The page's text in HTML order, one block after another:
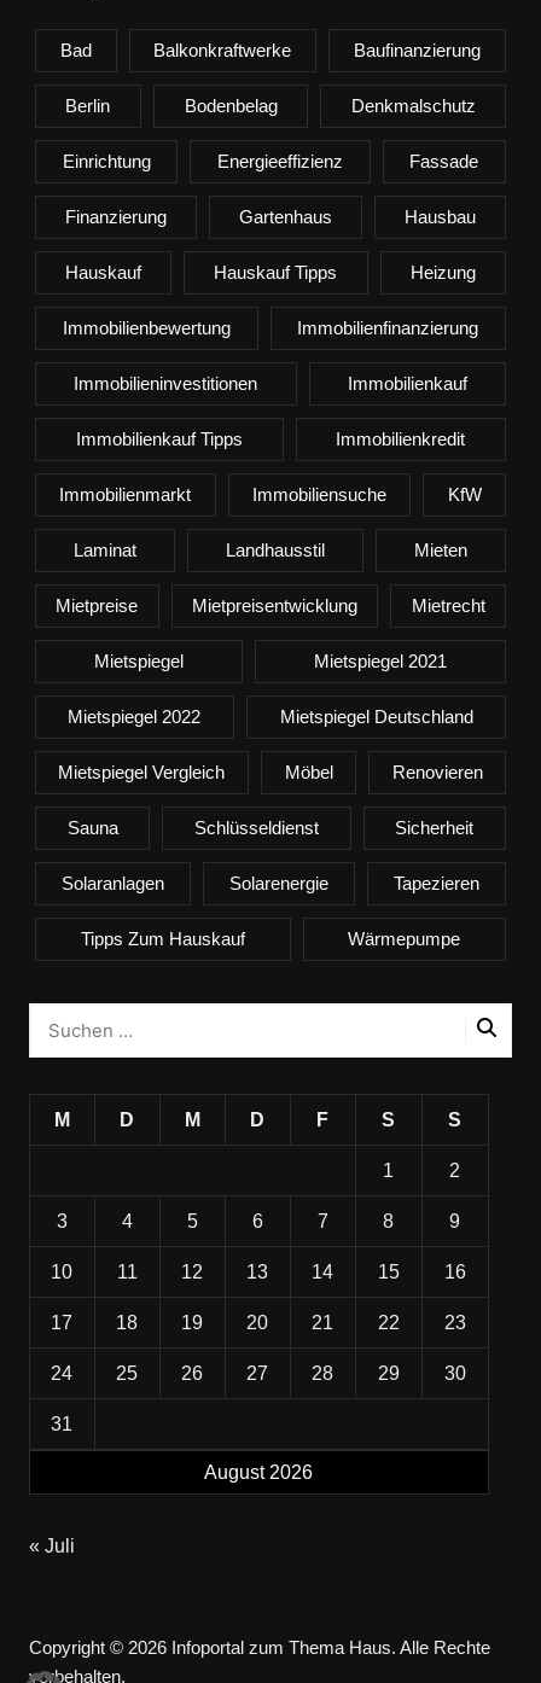
Bad Balkonkraftwerke Baufinanzierung
Berlin Bodenbelag Denkmalschutz
Einrichtung Energieeffizienz Fassade
Finanzierung Gartenhaus Hausbau
Hauskauf Hauskauf Tipps Heizung
Immobilienbewertung Immobilienfinanzierung
Immobilieninvestitionen Immobilienkauf
Immobilienkauf Tipps Immobilienkredit
Immobilienmarkt Immobiliensuche KfW
Laminat Landhausstil Mieten
Mietpreise Mietpreisentwicklung Mietrecht
Mietspiegel Mietspiegel 2021
Mietspiegel 2022 Mietspiegel Deutschland
Mietspiegel Vergleich Möbel Renovieren
Sauna Schlüsseldienst Sicherheit
Solaranlagen Solarenergie Tapezieren
Tipps Zum Hauskauf Wärmepumpe
August 2026
M D M D F S S
1 2
3 4 5 6 7 8 9
10 11 12 13 14 15 16
17 18 19 20 21 22 23
24 25 26 27 28 29 30
31
« Juli
Copyright © 2026 Infoportal zum Thema Haus. Alle Rechte
vorbehalten.